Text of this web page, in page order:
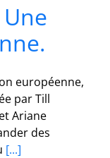
Une
européenne,
par Till
Ariane
des
[...]